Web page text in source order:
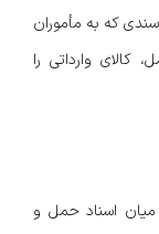
که به مأموران
کالای وارداتی را
میان اسناد حمل و